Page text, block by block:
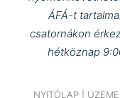
ÁFÁ-t
csatornákon
hétköznap
NYITÓLAP|